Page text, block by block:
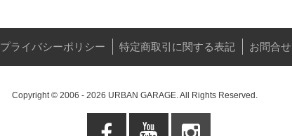
プライバシーポリシー 特定商取引に関する表記 お問合せ
Copyright © 2006 - 2026 URBAN GARAGE. All Rights Reserved.